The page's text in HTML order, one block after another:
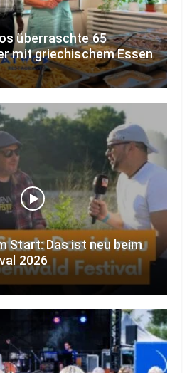
überraschte 65
mit griechischem Essen
Start: Das ist neu beim
2026